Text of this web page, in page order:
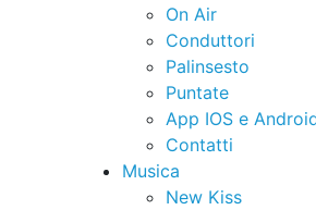
On Air
Conduttori
Palinsesto
Puntate
App IOS e
Contatti
Musica
New Kiss